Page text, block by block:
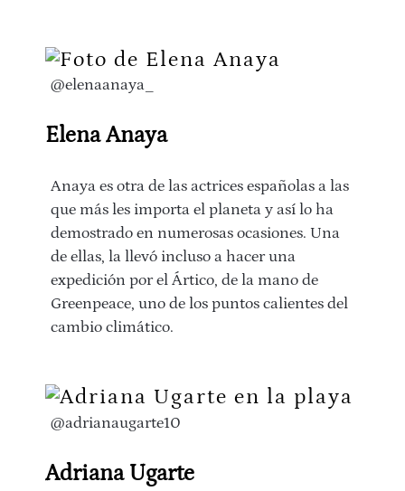
@elenaanaya_
Elena Anaya
Anaya es otra de las actrices españolas a las
que más les importa el planeta y así lo ha
demostrado en numerosas ocasiones. Una
de ellas, la llevó incluso a hacer una
expedición por el Ártico, de la mano de
Greenpeace, uno de los puntos calientes del
cambio climático.
@adrianaugarte10
Adriana Ugarte